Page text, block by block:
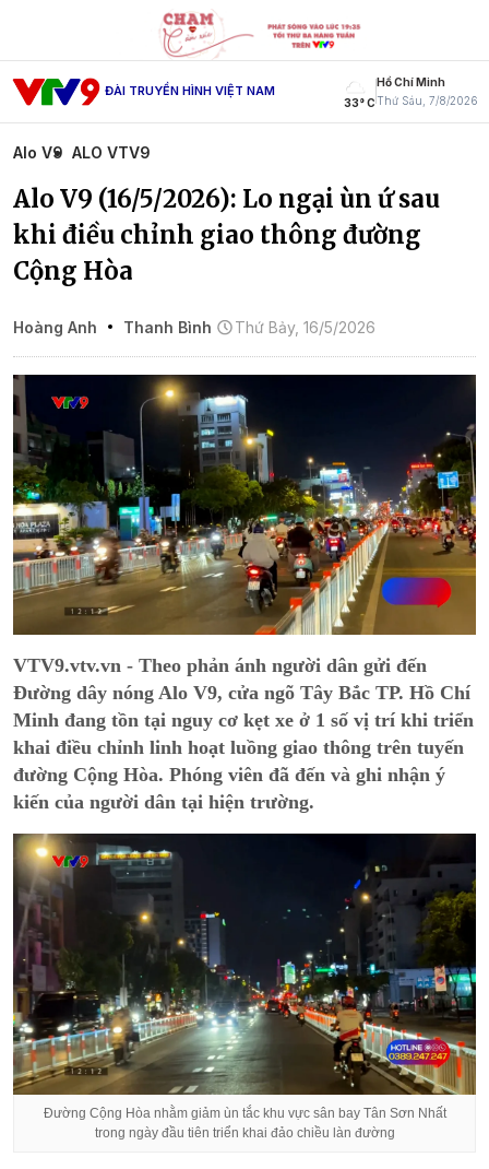
ĐÀI TRUYỀN HÌNH VIỆT NAM
33° C
Hồ Chí Minh
Thứ Sáu, 7/8/2026
Alo V9 ALO VTV9
Alo V9 (16/5/2026): Lo ngại ùn ứ sau
khi điều chỉnh giao thông đường
Cộng Hòa
Hoàng Anh Thanh Bình Thứ Bảy, 16/5/2026
VTV9.vtv.vn - Theo phản ánh người dân gửi đến
Đường dây nóng Alo V9, cửa ngõ Tây Bắc TP. Hồ Chí
Minh đang tồn tại nguy cơ kẹt xe ở 1 số vị trí khi triển
khai điều chỉnh linh hoạt luồng giao thông trên tuyến
đường Cộng Hòa. Phóng viên đã đến và ghi nhận ý
kiến của người dân tại hiện trường.
Đường Cộng Hòa nhằm giảm ùn tắc khu vực sân bay Tân Sơn Nhất
trong ngày đầu tiên triển khai đảo chiều làn đường